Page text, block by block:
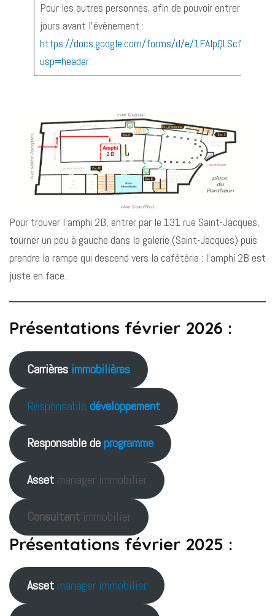
Pour les autres personnes, afin de pouvoir entrer en
jours avant l’évènement :
https://docs.google.com/forms/d/e/
usp=header
Pour trouver l’amphi 2B, entrer par le 131 rue Saint-Jacques,
tourner un peu à gauche dans la galerie (Saint-Jacques) puis
prendre la rampe qui descend vers la cafétéria : l’amphi 2B est
juste en face.
Présentations février 2026 :
Carrières immobilières
Responsable développement
Responsable deprogramme
Assetmanager immobilier
Consultantimmobilier
Présentations février 2025 :
Assetmanager immobilier